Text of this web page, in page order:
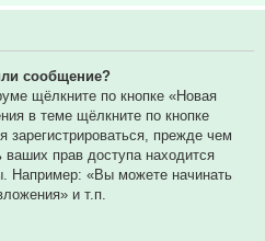
сообщение?
щёлкните по кнопке «Новая
в теме щёлкните по кнопке
зарегистрироваться, прежде чем
прав доступа находится
Например: «Вы можете начинать
и т.п.